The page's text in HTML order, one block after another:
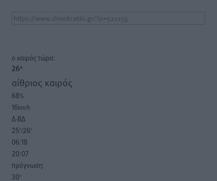
o καιρός τώρα:
26°
αίθριος καιρός
68%
16km/h
Δ-ΒΔ
25°/26°
06:18
20:07
πρόγνωση:
30°